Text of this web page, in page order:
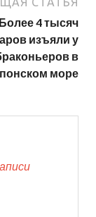
Более 4 тысяч
изъяли у
в
море